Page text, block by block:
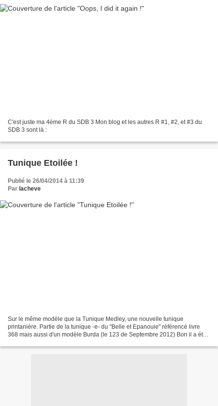
C'est juste ma 4ème R du SDB 3 Mon blog et les autres R #1, #2, et #3 du
SDB 3 sont là :
Tunique Etoilée !
Publié le 26/04/2014 à 11:39
Par lacheve
Sur le même modèle que la Tunique Medley, une nouvelle tunique
printanière. Partie de la tunique -e- du "Belle et Epanouie" référencé livre
368 mais aussi d'un modèle Burda (le 123 de Septembre 2012) Bon il a été